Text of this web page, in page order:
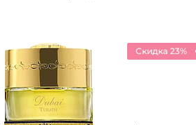
Скидка 23%